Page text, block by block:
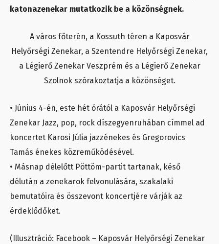
katonazenekar mutatkozik be a közönségnek.
A város főterén, a Kossuth téren a Kaposvár
Helyőrségi Zenekar, a Szentendre Helyőrségi Zenekar,
a Légierő Zenekar Veszprém és a Légierő Zenekar
Szolnok szórakoztatja a közönséget.
• Június 4-én, este hét órától a Kaposvár Helyőrségi
Zenekar Jazz, pop, rock díszegyenruhában címmel ad
koncertet Karosi Júlia jazzénekes és Gregorovics
Tamás énekes közreműködésével.
• Másnap délelőtt Pöttöm-partit tartanak, késő
délután a zenekarok felvonulására, szakalaki
bemutatóira és összevont koncertjére várják az
érdeklődőket.
(Illusztráció: Facebook – Kaposvár Helyőrségi Zenekar